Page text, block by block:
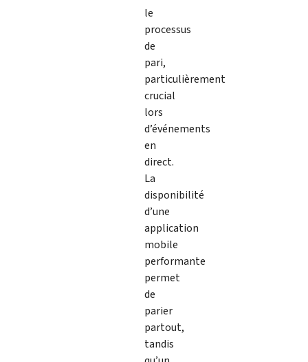
le
processus
de
pari,
particulièrement
crucial
lors
d’événements
en
direct.
La
disponibilité
d’une
application
mobile
performante
permet
de
parier
partout,
tandis